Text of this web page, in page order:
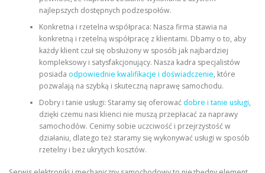
najlepszych dostępnych podzespołów.
Konkretna i rzetelna współpraca: Nasza firma stawia na
konkretną i rzetelną współpracę z klientami. Dbamy o to, aby
każdy klient czuł się obsłużony w sposób jak najbardziej
kompleksowy i satysfakcjonujący. Nasza kadra specjalistów
posiada odpowiednie kwalifikacje i doświadczenie, które
pozwalają na szybką i skuteczną naprawę samochodu.
Dobry i tanie usługi: Staramy się oferować dobre i tanie usługi,
dzięki czemu nasi klienci nie muszą przepłacać za naprawy
samochodów. Cenimy sobie uczciwość i przejrzystość w
działaniu, dlatego też staramy się wykonywać usługi w sposób
rzetelny i bez ukrytych kosztów.